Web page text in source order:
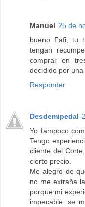
Manuel 25 de
bueno Fafi, tu
tengan
comprar en
decidido por una
Responder
Desdemipedal
Yo tampoco
Tengo
cliente del
cierto precio.
Me alegro de
no me extraña
porque mi
impecable: se